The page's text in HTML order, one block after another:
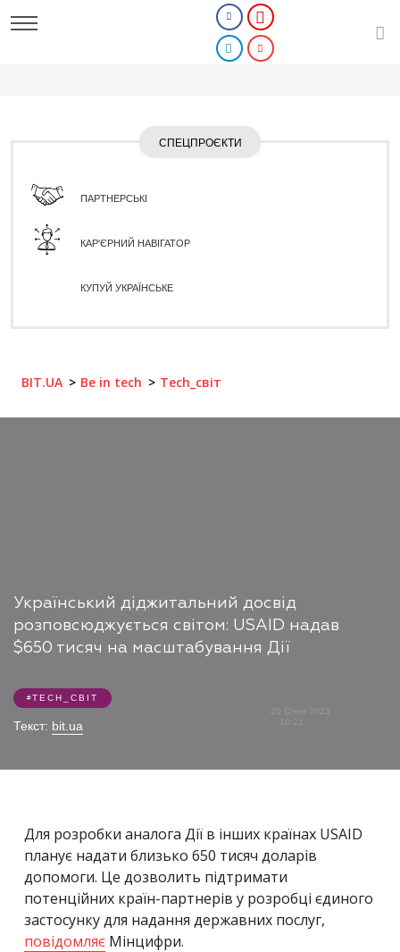
СПЕЦПРОЄКТИ
ПАРТНЕРСЬКІ
КАР'ЄРНИЙ НАВІГАТОР
КУПУЙ УКРАЇНСЬКЕ
BIT.UA Be in tech Tech_світ
Український діджитальний досвід
розповсюджується світом: USAID надав
$650 тисяч на масштабування Дії
TECH_СВІТ
Текст: bit.ua
Для розробки аналога Дії в інших країнах USAID
планує надати близько 650 тисяч доларів
допомоги. Це дозволить підтримати
потенційних країн-партнерів у розробці єдиного
застосунку для надання державних послуг,
повідомляє Мінцифри.